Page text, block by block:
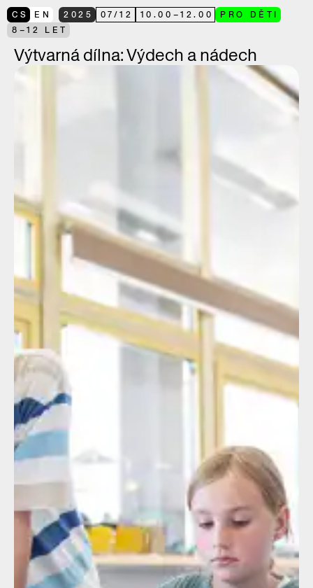
CS EN 2025 07/12 10.00 –12.00
PRO DĚTI
8–12 LET
Výtvarná dílna: Výdech a nádech